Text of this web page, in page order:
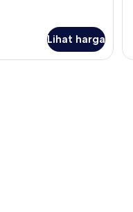
Lihat harga